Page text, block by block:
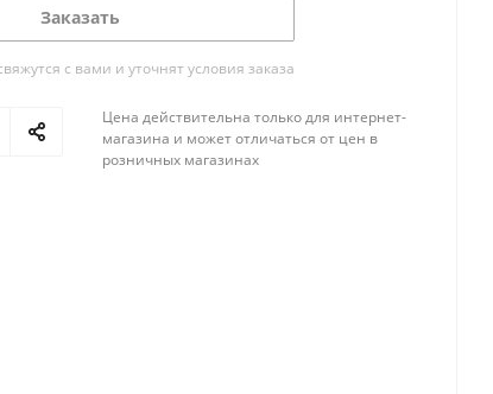
Заказать
с вами и уточнят условия заказа
Цена действительна только для интернет-
магазина и может отличаться от цен в
розничных магазинах